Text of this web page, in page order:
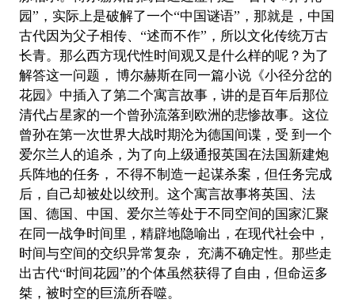
园”，实际上是破解了一个“中国谜语”，那就是，中国
古代因为父子相传、“述而不作”，所以文化传统万古
长青。那么西方现代性时间观又是什么样的呢？为了
解答这一问题， 博尔赫斯在同一篇小说《小径分岔的
花园》中插入了第二个寓言故事，讲的是百年后那位
清代占星家的一个曾孙流落到欧洲的悲惨故事。这位
曾孙在第一次世界大战时期沦为德国间谍，受 到一个
爱尔兰人的追杀，为了向上级通报英国在法国新建炮
兵阵地的任务， 不得不制造一起谋杀案，但任务完成
后，自己却被处以绞刑。这个寓言故事将英国、法
国、德国、中国、爱尔兰等处于不同空间的国家汇聚
在同一战争时间里，精辟地隐喻出，在现代社会中，
时间与空间的交织异常复杂， 充满不确定性。那些走
出古代“时间花园”的个体虽然获得了自由，但命运多
桀，被时空的巨流所吞噬。